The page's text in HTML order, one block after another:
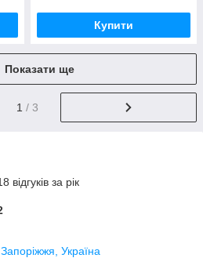
Купити
Показати ще
1 / 3
за рік
Україна